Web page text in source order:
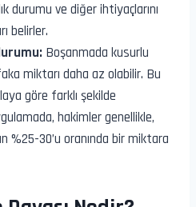
durumu ve diğer ihtiyaçlarını
belirler.
Boşanmada kusurlu
miktarı daha az olabilir. Bu
göre farklı şekilde
hakimler genellikle,
%25-30’u oranında bir miktara